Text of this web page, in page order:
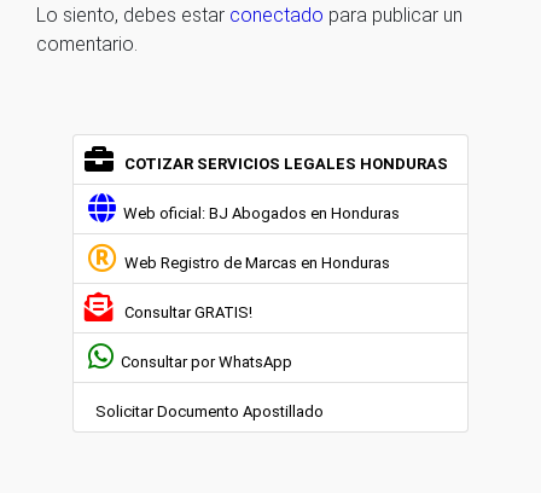
Lo siento, debes estar conectado para publicar un
comentario.
COTIZAR SERVICIOS LEGALES HONDURAS
Web oficial: BJ Abogados en Honduras
Web Registro de Marcas en Honduras
Consultar GRATIS!
Consultar por WhatsApp
Solicitar Documento Apostillado